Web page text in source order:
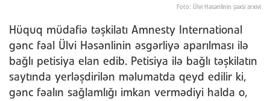
Foto: Ülvi Həsənlinin şəxsi arxivi
Hüquq müdafiə təşkilatı Amnesty International
gənc fəal Ülvi Həsənlinin əsgərliyə aparılması ilə
bağlı petisiya elan edib. Petisiya ilə bağlı təşkilatın
saytında yerləşdirilən məlumatda qeyd edilir ki,
gənc fəalın sağlamlığı imkan vermədiyi halda o,